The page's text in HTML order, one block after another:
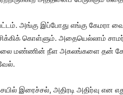
அங்கு இப்போது எங்கு கேமரா
கொள்ளும். அதையெல்லாம்
மண்ணின் நீள அகலங்களை தன்
இரைச்சல், அதிரடி அதிர்வு என